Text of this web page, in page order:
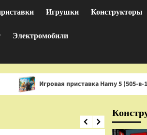
Игрушки Конструкторы
Электромобили
приставка Hamy 5 (505-в-1) HDMI GTA